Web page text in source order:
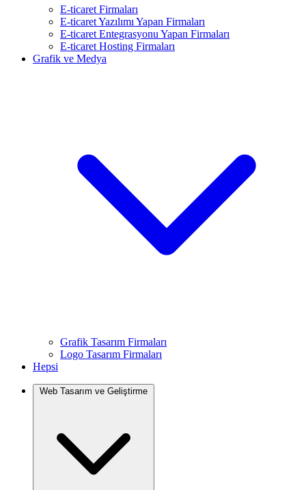
E-ticaret Firmaları
E-ticaret Yazılımı Yapan Firmaları
E-ticaret Entegrasyonu Yapan Firmaları
E-ticaret Hosting Firmaları
Grafik ve Medya
Grafik Tasarım Firmaları
Logo Tasarım Firmaları
Hepsi
Web Tasarım ve Geliştirme